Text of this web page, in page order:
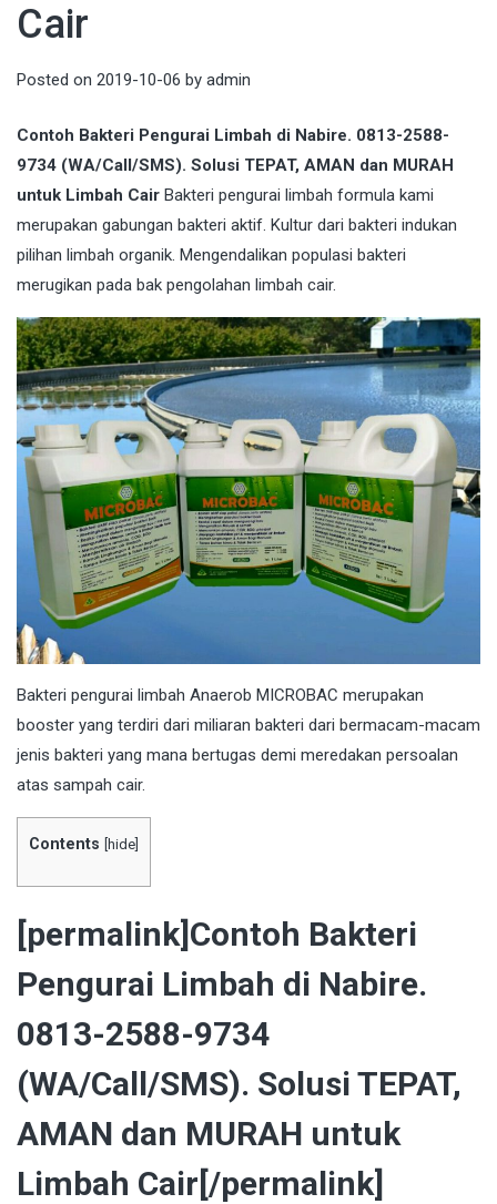
Cair
Posted on 2019-10-06 by admin
Contoh Bakteri Pengurai Limbah di Nabire. 0813-2588-
9734 (WA/Call/SMS). Solusi TEPAT, AMAN dan MURAH
untuk Limbah Cair Bakteri pengurai limbah formula kami
merupakan gabungan bakteri aktif. Kultur dari bakteri indukan
pilihan limbah organik. Mengendalikan populasi bakteri
merugikan pada bak pengolahan limbah cair.
Bakteri pengurai limbah Anaerob MICROBAC merupakan
booster yang terdiri dari miliaran bakteri dari bermacam-macam
jenis bakteri yang mana bertugas demi meredakan persoalan
atas sampah cair.
Contents hide
[permalink]Contoh Bakteri
Pengurai Limbah di Nabire.
0813-2588-9734
(WA/Call/SMS). Solusi TEPAT,
AMAN dan MURAH untuk
Limbah Cair[/permalink]